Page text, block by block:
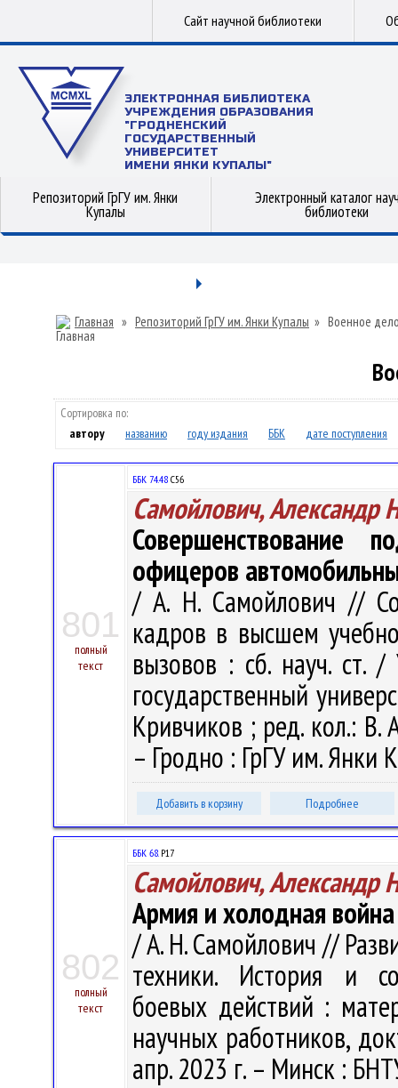
Сайт научной библиотеки
ЭЛЕКТРОННАЯ БИБЛИОТЕКА
УЧРЕЖДЕНИЯ ОБРАЗОВАНИЯ
"ГРОДНЕНСКИЙ
ГОСУДАРСТВЕННЫЙ
УНИВЕРСИТЕТ
ИМЕНИ ЯНКИ КУПАЛЫ"
Репозиторий ГрГУ им. Янки
Купалы
Электронный каталог
библиотеки
Главная » Репозиторий ГрГУ им. Янки Купалы » Военное
Сортировка по:
автору
названию году издания ББК дате поступления
801
полный
текст
ББК 74.48 С56
Самойлович, Александр
Совершенствование
офицеров
/ А. Н. Самойлович //
кадров в высшем
вызовов : сб. науч. ст. /
государственный
Кривчиков ; ред. кол.: В.
– Гродно : ГрГУ им. Янки
Добавить в корзину Подробнее
802
полный
текст
ББК 68.Р17
Самойлович, Александр
Армия и холодная война
/ А. Н. Самойлович //
техники. История и
боевых действий :
научных работников,
апр. 2023 г. – Минск :